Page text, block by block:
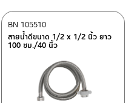
Here<<
Here<<
Staff
Clearance sale
สายน้ำดีขนาด 1/2 x 1/2 นิ้ว ยาว
100 ซม./40 นิ้ว
BN 105510